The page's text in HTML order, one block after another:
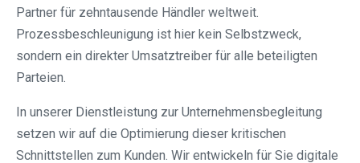
Partner für zehntausende Händler weltweit.
Prozessbeschleunigung ist hier kein Selbstzweck,
sondern ein direkter Umsatztreiber für alle beteiligten
Parteien.
In unserer Dienstleistung zur Unternehmensbegleitung
setzen wir auf die Optimierung dieser kritischen
Schnittstellen zum Kunden. Wir entwickeln für Sie digitale